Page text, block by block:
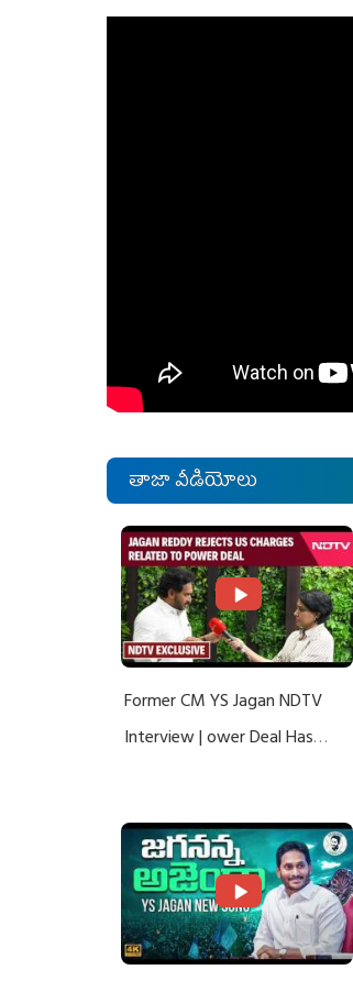
తాజా వీడియోలు
Former CM YS Jagan NDTV
Interview | ower Deal Has